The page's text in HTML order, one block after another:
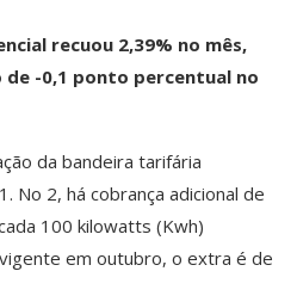
recuou 2,39% no mês,
-0,1 ponto percentual no
da bandeira tarifária
No 2, há cobrança adicional de
100 kilowatts (Kwh)
em outubro, o extra é de